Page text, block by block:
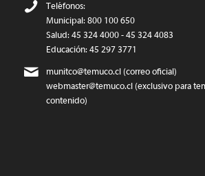
Teléfonos:
Municipal: 800 100 650
Salud: 45 324 4000 - 45 324 4083
Educación: 45 297 3771
munitco@temuco.cl(correo oficial)
webmaster@temuco.cl(exclusivo para
contenido)